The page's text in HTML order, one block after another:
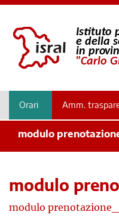
Orari Amm.
modulo
modulo
modulo